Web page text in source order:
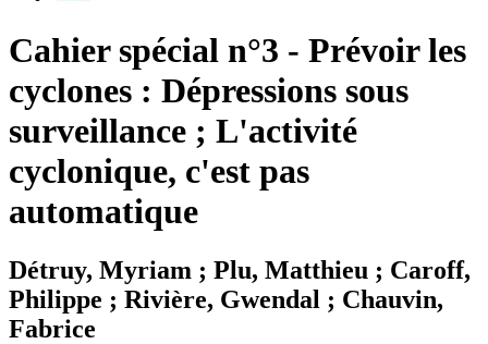
Cahier spécial n°3 - Prévoir les
cyclones : Dépressions sous
surveillance ; L'activité
cyclonique, c'est pas
automatique
Détruy, Myriam ; Plu, Matthieu ; Caroff,
Philippe ; Rivière, Gwendal ; Chauvin,
Fabrice